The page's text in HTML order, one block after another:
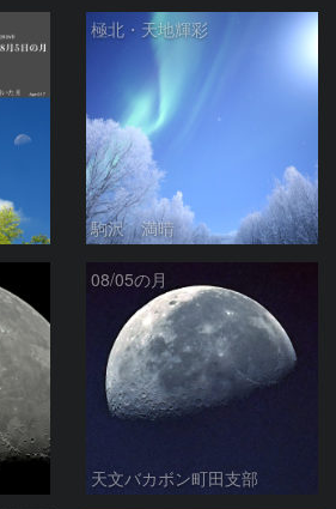
極北・天地輝彩
駒沢 満晴
08/05の月
天文バカボン町田支部